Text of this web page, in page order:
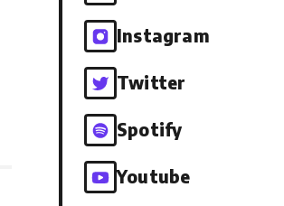
Instagram
Twitter
Spotify
Youtube